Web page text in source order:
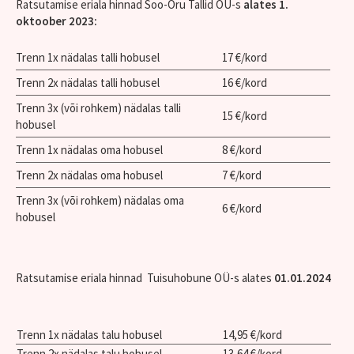
Ratsutamise eriala hinnad Soo-Oru Tallid OÜ-s alates 1.
oktoober 2023:
Trenn 1x nädalas talli hobusel
17 €/kord
Trenn 2x nädalas talli hobusel
16 €/kord
Trenn 3x (või rohkem) nädalas talli
hobusel
15 €/kord
Trenn 1x nädalas oma hobusel
8 €/kord
Trenn 2x nädalas oma hobusel
7 €/kord
Trenn 3x (või rohkem) nädalas oma
hobusel
6 €/kord
Ratsutamise eriala hinnad Tuisuhobune OÜ-s alates 01.01.2024
Trenn 1x nädalas talu hobusel
14,95 €/kord